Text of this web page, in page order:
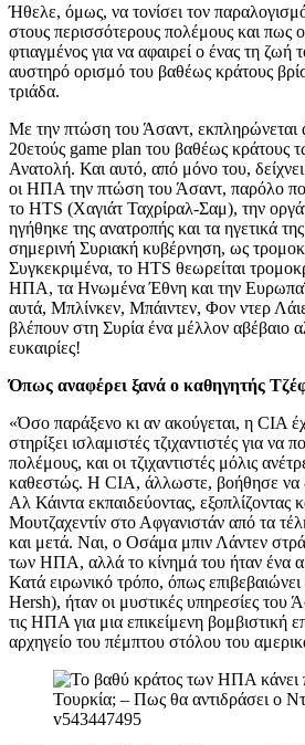
Ήθελε, όμως, να τονίσει τον
στους περισσότερους πολέμους και πως
φτιαγμένος για να αφαιρεί ο ένας τη ζωή
αυστηρό ορισμό του βαθέως κράτους
τριάδα.
Με την πτώση του Άσαντ, εκπληρώνεται
20ετούς game plan του βαθέως
Ανατολή. Και αυτό, από μόνο του,
οι ΗΠΑ την πτώση του Άσαντ, παρόλο που
το HTS (Χαγιάτ Ταχρίραλ-Σαμ), την
ηγήθηκε της ανατροπής και τα ηγετικά
σημερινή Συριακή κυβέρνηση, ως
Συγκεκριμένα, το HTS θεωρείται
ΗΠΑ, τα Ηνωμένα Έθνη και την
αυτά, Μπλίνκεν, Μπάιντεν, Φον ντερ
βλέπουν στη Συρία ένα μέλλον αβέβαιο
ευκαιρίες!
Όπως αναφέρει ξανά ο καθηγητής
«Όσο παράξενο κι αν ακούγεται, η CIA
στηρίξει ισλαμιστές τζιχαντιστές για να
πολέμους, και οι τζιχαντιστές μόλις
καθεστώς. Η CIA, άλλωστε, βοήθησε να
Αλ Κάιντα εκπαιδεύοντας, εξοπλίζοντας
Μουτζαχεντίν στο Αφγανιστάν από τα
και μετά. Ναι, ο Οσάμα μπιν Λάντεν
των ΗΠΑ, αλλά το κίνημά του ήταν ένα
Κατά ειρωνικό τρόπο, όπως
Hersh), ήταν οι μυστικές υπηρεσίες του
τις ΗΠΑ για μια επικείμενη βομβιστική
αρχηγείο του πέμπτου στόλου του